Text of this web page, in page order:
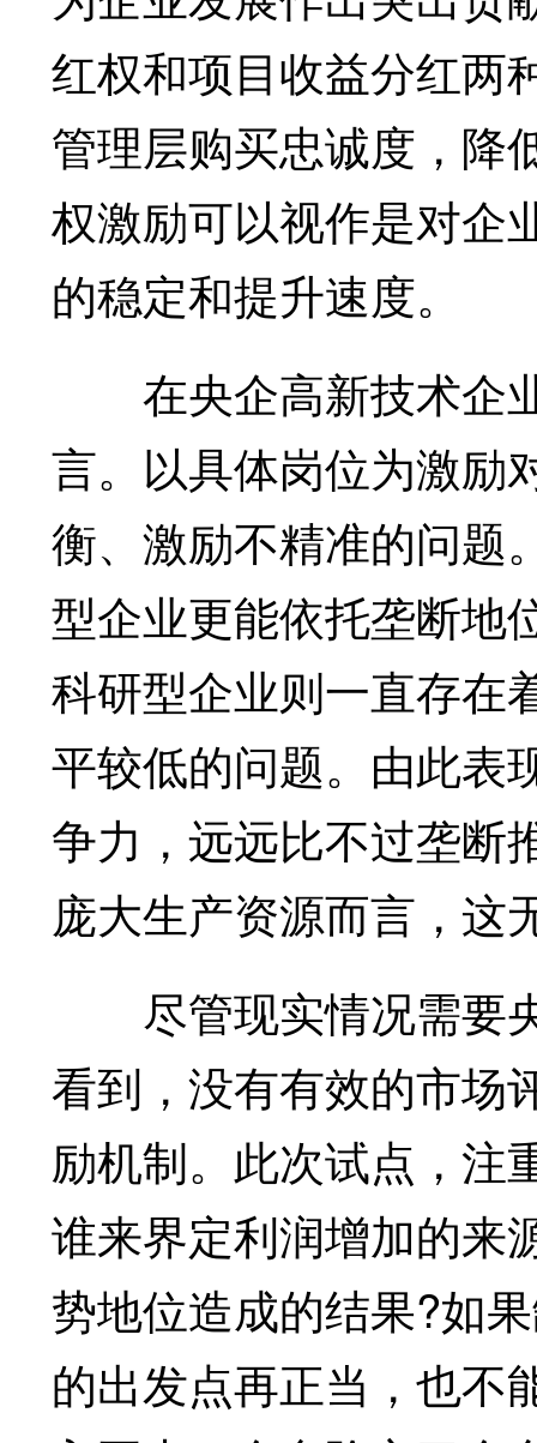
红权和项目收益分红两
管理层购买忠诚度，降
权激励可以视作是对企
的稳定和提升速度。
在央企高新技术企
言。以具体岗位为激励
衡、激励不精准的问题
型企业更能依托垄断地
科研型企业则一直存在
平较低的问题。由此表
争力，远远比不过垄断
庞大生产资源而言，这
尽管现实情况需要
看到，没有有效的市场
励机制。此次试点，注
谁来界定利润增加的来
势地位造成的结果?如
的出发点再正当，也不